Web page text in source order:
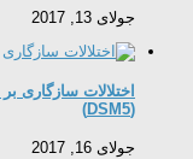
جولای 13, 2017
اختلالات سازگاری
(DSM5)
جولای 16, 2017